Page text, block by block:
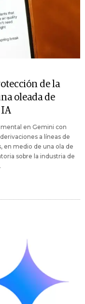
de la
oleada de
IA
en Gemini con
a líneas de
en medio de una ola de
sobre la industria de